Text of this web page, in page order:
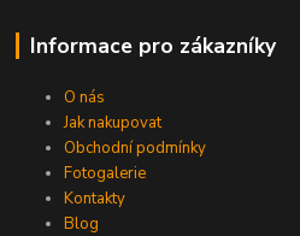
Informace pro zákazníky
O nás
Jak nakupovat
Obchodní podmínky
Fotogalerie
Kontakty
Blog